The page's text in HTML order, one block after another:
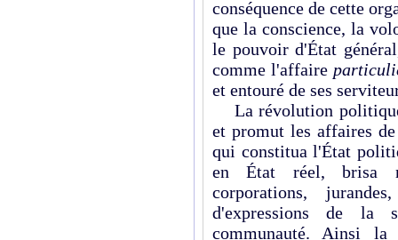
conséquence de cette
que la conscience, la
le pouvoir d'État
comme l'affaire
et entouré de ses
La révolution
et promut les affaires
qui constitua l'État
en État réel, brisa
corporations,
d'expressions de la
communauté. Ainsi